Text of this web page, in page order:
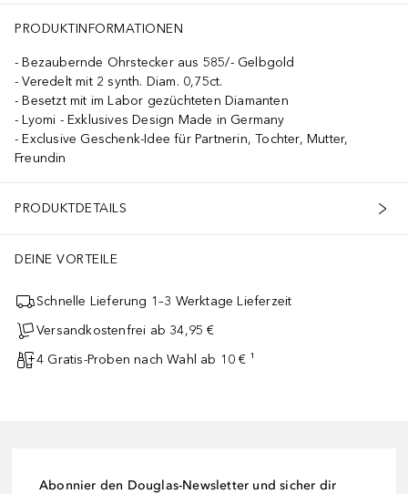
PRODUKTINFORMATIONEN
Bezaubernde Ohrstecker aus 585/- Gelbgold
Veredelt mit 2 synth. Diam. 0,75ct.
Besetzt mit im Labor gezüchteten Diamanten
Lyomi - Exklusives Design Made in Germany
Exclusive Geschenk-Idee für Partnerin, Tochter, Mutter,
Freundin
PRODUKTDETAILS
DEINE VORTEILE
Schnelle Lieferung 1–3 Werktage Lieferzeit
Versandkostenfrei ab 34,95 €
4 Gratis-Proben nach Wahl ab 10 € ¹
Abonnier den Douglas-Newsletter und sicher dir